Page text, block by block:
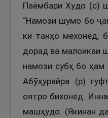
Паёмбари Худо (с)
“Намози шумо бо
ки танҳо мехонед,
дорад ва малоикаи
намози субҳ бо
Абӯҳурайра (р)
оятро бихонед:
машҳудо. (Якинан